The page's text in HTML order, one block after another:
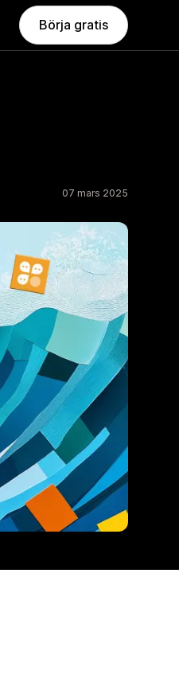
Börja gratis
07 mars 2025